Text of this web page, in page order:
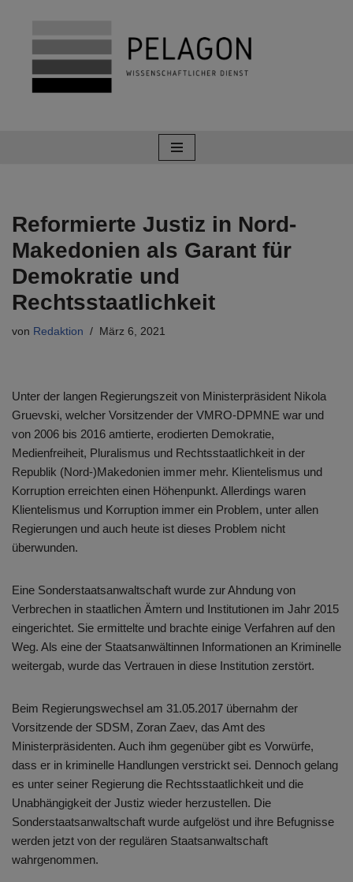
Zum
Inhalt
springen
Reformierte Justiz in Nord-
Makedonien als Garant für
Demokratie und
Rechtsstaatlichkeit
von Redaktion März 6, 2021
Unter der langen Regierungszeit von Ministerpräsident Nikola
Gruevski, welcher Vorsitzender der VMRO-DPMNE war und
von 2006 bis 2016 amtierte, erodierten Demokratie,
Medienfreiheit, Pluralismus und Rechtsstaatlichkeit in der
Republik (Nord-)Makedonien immer mehr. Klientelismus und
Korruption erreichten einen Höhenpunkt. Allerdings waren
Klientelismus und Korruption immer ein Problem, unter allen
Regierungen und auch heute ist dieses Problem nicht
überwunden.
Eine Sonderstaatsanwaltschaft wurde zur Ahndung von
Verbrechen in staatlichen Ämtern und Institutionen im Jahr 2015
eingerichtet. Sie ermittelte und brachte einige Verfahren auf den
Weg. Als eine der Staatsanwältinnen Informationen an Kriminelle
weitergab, wurde das Vertrauen in diese Institution zerstört.
Beim Regierungswechsel am 31.05.2017 übernahm der
Vorsitzende der SDSM, Zoran Zaev, das Amt des
Ministerpräsidenten. Auch ihm gegenüber gibt es Vorwürfe,
dass er in kriminelle Handlungen verstrickt sei. Dennoch gelang
es unter seiner Regierung die Rechtsstaatlichkeit und die
Unabhängigkeit der Justiz wieder herzustellen. Die
Sonderstaatsanwaltschaft wurde aufgelöst und ihre Befugnisse
werden jetzt von der regulären Staatsanwaltschaft
wahrgenommen.